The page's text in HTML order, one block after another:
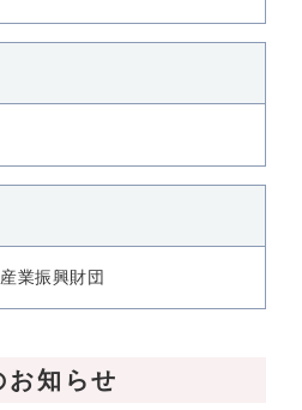
業振興財団
お知らせ